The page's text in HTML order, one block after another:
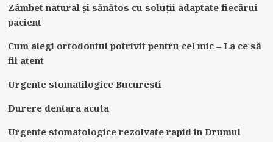
Zâmbet natural și sănătos cu soluții adaptate fiecărui
pacient
Cum alegi ortodontul potrivit pentru cel mic – La ce să
fii atent
Urgente stomatilogice Bucuresti
Durere dentara acuta
Urgente stomatologice rezolvate rapid in Drumul